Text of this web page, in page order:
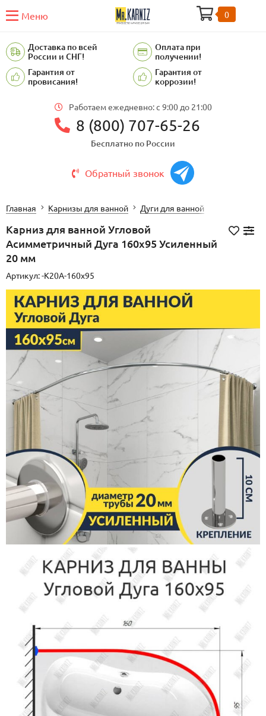
Меню 0
Доставка по всей
России и СНГ!
Оплата при
получении!
Гарантия от
провисания!
Гарантия от
коррозии!
Работаем ежедневно: c 9:00 до 21:00
8 (800) 707-65-26
Бесплатно по России
Обратный звонок
Главная Карнизы для ванной Дуги для ванной
Карниз для ванной Угловой
Асимметричный Дуга 160х95 Усиленный
20 мм
Артикул:-K20A-160x95